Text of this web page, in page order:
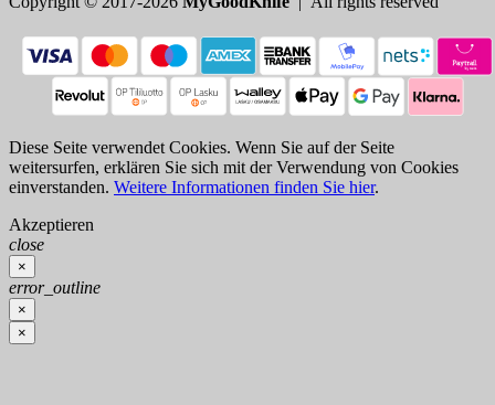
Diese Seite verwendet Cookies. Wenn Sie auf der Seite
weitersurfen, erklären Sie sich mit der Verwendung von Cookies
einverstanden. Weitere Informationen finden Sie hier.
Akzeptieren
close
×
error_outline
×
×